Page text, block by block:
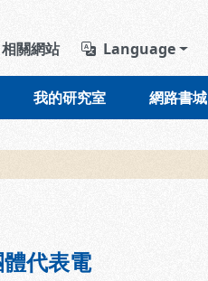
相關網站 Language
我的研究室 網路書城
代表電